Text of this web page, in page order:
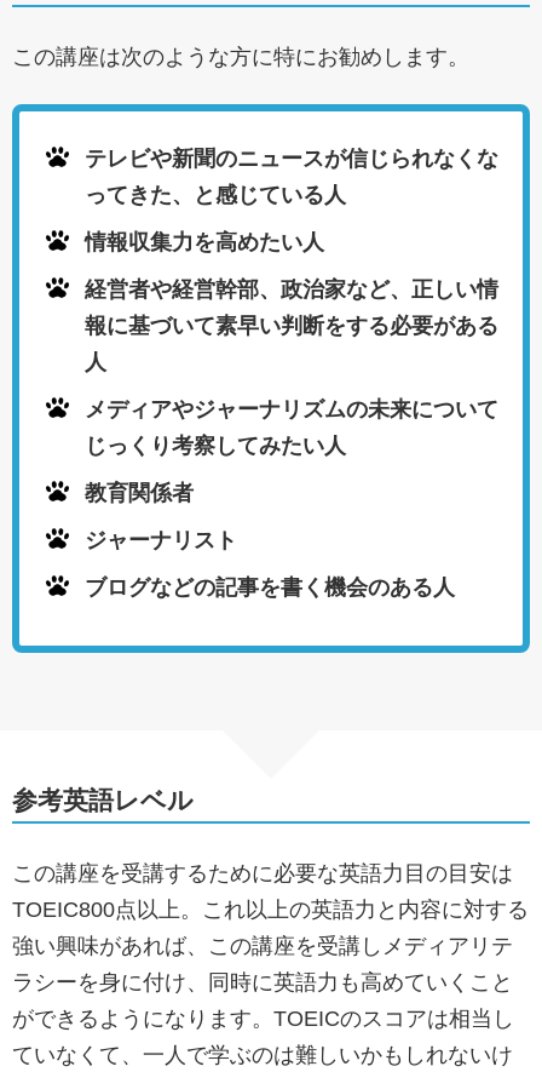
この講座は次のような方に特にお勧めします。
テレビや新聞のニュースが信じられなくな
ってきた、と感じている人
情報収集力を高めたい人
経営者や経営幹部、政治家など、正しい情
報に基づいて素早い判断をする必要がある
人
メディアやジャーナリズムの未来について
じっくり考察してみたい人
教育関係者
ジャーナリスト
ブログなどの記事を書く機会のある人
参考英語レベル
この講座を受講するために必要な英語力目の目安は
TOEIC800点以上。これ以上の英語力と内容に対する
強い興味があれば、この講座を受講しメディアリテ
ラシーを身に付け、同時に英語力も高めていくこと
ができるようになります。TOEICのスコアは相当し
ていなくて、一人で学ぶのは難しいかもしれないけ